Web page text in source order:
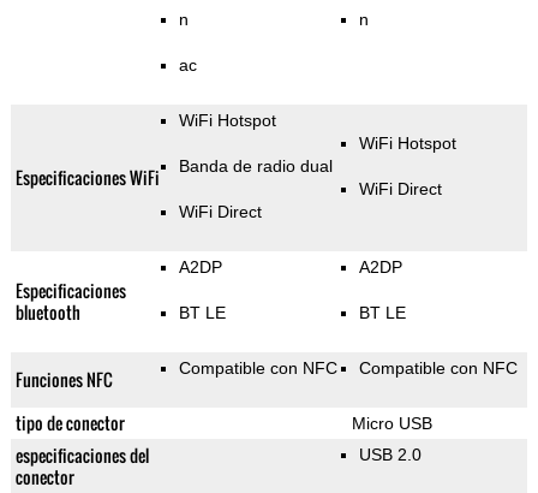
n
ac
n
Especificaciones WiFi
WiFi Hotspot
Banda de radio dual
WiFi Direct
WiFi Hotspot
WiFi Direct
Especificaciones
bluetooth
A2DP
BT LE
A2DP
BT LE
Funciones NFC Compatible con NFC Compatible con NFC
tipo de conector Micro USB
especificaciones del
conector
USB 2.0